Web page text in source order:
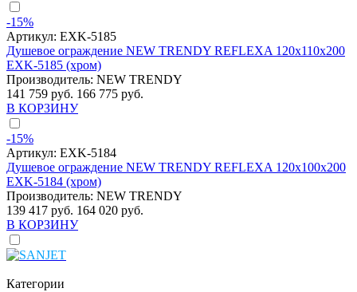
-15%
Артикул: EXK-5185
Душевое ограждение NEW TRENDY REFLEXA 120x110x200
EXK-5185 (хром)
Производитель: NEW TRENDY
141 759 руб. 166 775 руб.
В КОРЗИНУ
-15%
Артикул: EXK-5184
Душевое ограждение NEW TRENDY REFLEXA 120x100x200
EXK-5184 (хром)
Производитель: NEW TRENDY
139 417 руб. 164 020 руб.
В КОРЗИНУ
Категории